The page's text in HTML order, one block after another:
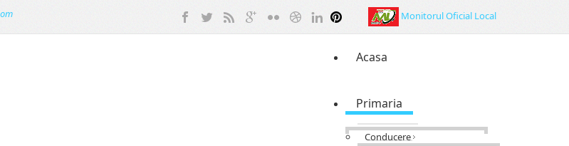
Monitorul Oficial Local
Acasa
Primaria
Conducere